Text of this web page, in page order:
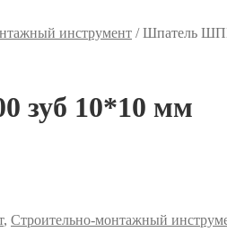
инструмент /Шпатель
10*10 мм
, Строительно-монтажный